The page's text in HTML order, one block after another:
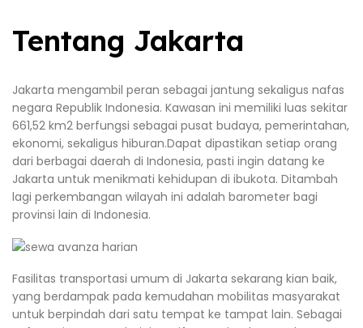
Tentang Jakarta
Jakarta mengambil peran sebagai jantung sekaligus nafas
negara Republik Indonesia. Kawasan ini memiliki luas sekitar
661,52 km2 berfungsi sebagai pusat budaya, pemerintahan,
ekonomi, sekaligus hiburan.Dapat dipastikan setiap orang
dari berbagai daerah di Indonesia, pasti ingin datang ke
Jakarta untuk menikmati kehidupan di ibukota. Ditambah
lagi perkembangan wilayah ini adalah barometer bagi
provinsi lain di Indonesia.
Fasilitas transportasi umum di Jakarta sekarang kian baik,
yang berdampak pada kemudahan mobilitas masyarakat
untuk berpindah dari satu tempat ke tampat lain. Sebagai